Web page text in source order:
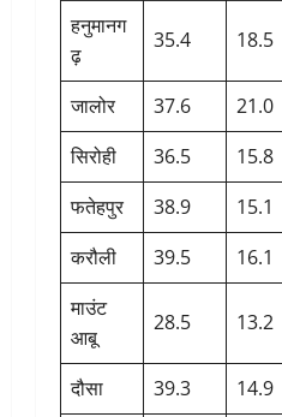
हनुमानग
ढ़
35.4 18.5
जालोर 37.6
21.0
सिरोही
36.5
15.8
फतेहपुर
38.9
15.1
करौली
39.5
16.1
माउंट
आबू
28.5 13.2
दौसा 39.3
14.9